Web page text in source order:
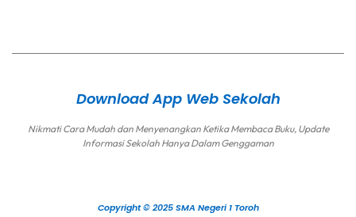
Download App Web Sekolah
Nikmati Cara Mudah dan Menyenangkan Ketika Membaca Buku, Update
Informasi Sekolah Hanya Dalam Genggaman
Copyright © 2025 SMA Negeri 1 Toroh